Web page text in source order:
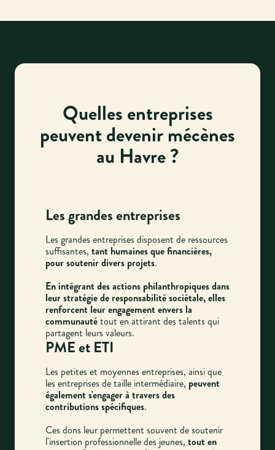
Quelles entreprises
peuvent devenir mécènes
au Havre ?
Les grandes entreprises
Les grandes entreprises disposent de ressources
suffisantes, tant humaines que financières,
pour soutenir divers projets.
En intégrant des actions philanthropiques dans
leur stratégie de responsabilité sociétale, elles
renforcent leur engagement envers la
communautétout en attirant des talents qui
partagent leurs valeurs.
PME et ETI
Les petites et moyennes entreprises, ainsi que
les entreprises de taille intermédiaire, peuvent
également s'engager à travers des
contributions spécifiques.
Ces dons leur permettent souvent de soutenir
l'insertion professionnelle des jeunes, tout en